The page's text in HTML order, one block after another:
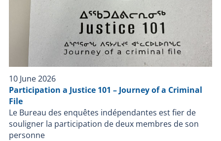
10 June 2026
Participation a Justice 101 – Journey of a Criminal
File
Le Bureau des enquêtes indépendantes est fier de
souligner la participation de deux membres de son
personne